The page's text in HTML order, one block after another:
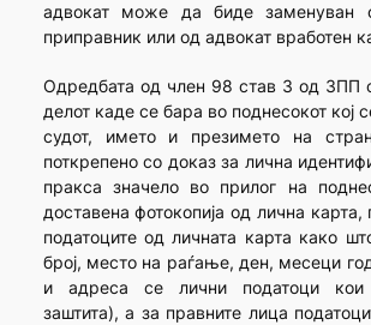
адвокат може да биде заменуван
приправник или од адвокат вработен
Одредбата од член 98 став 3 од ЗПП
делот каде се бара во поднесокот кој
судот, името и презимето на
поткрепено со доказ за лична
пракса значело во прилог на
доставена фотокопија од лична
податоците од личната карта како
број, место на раѓање, ден, месеци
и адреса се лични податоци
заштита), а за правните лица